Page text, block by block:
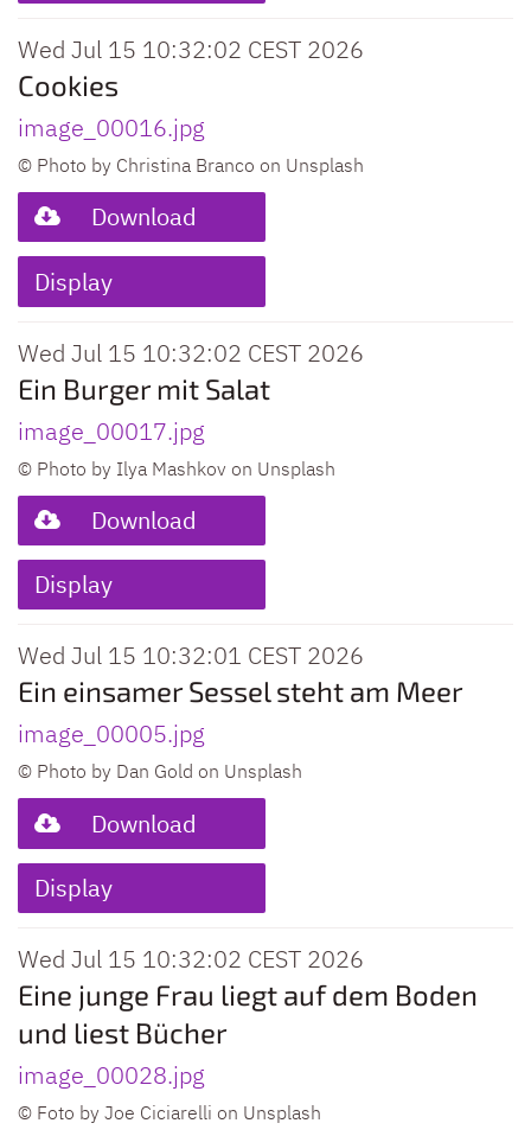
Wed Jul 15 10:32:02 CEST 2026
Cookies
image_00016.jpg
© Photo by Christina Branco on Unsplash
Download
Display
Wed Jul 15 10:32:02 CEST 2026
Ein Burger mit Salat
image_00017.jpg
© Photo by Ilya Mashkov on Unsplash
Download
Display
Wed Jul 15 10:32:01 CEST 2026
Ein einsamer Sessel steht am Meer
image_00005.jpg
© Photo by Dan Gold on Unsplash
Download
Display
Wed Jul 15 10:32:02 CEST 2026
Eine junge Frau liegt auf dem Boden
und liest Bücher
image_00028.jpg
© Foto by Joe Ciciarelli on Unsplash